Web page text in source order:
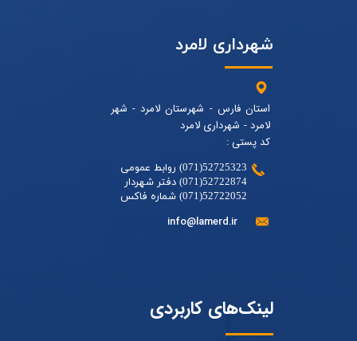
شهرداری لامرد
استان فارس - شهرستان لامرد - شهر
لامرد - شهرداری لامرد
کد پستی :
52725323(071) روابط عمومی
52722874(071) دفتر شهردار
52722052(071) شماره فاکس
info@lamerd.ir
لینک‌های کاربردی